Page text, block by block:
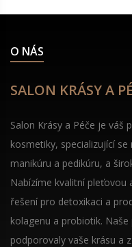
O NÁS
SALON KRÁSY A
Salon Krásy a Péče je váš
kosmetiky, specializující
manikúru a pedikúru, a
Nabízíme kvalitní
řešení pro detoxikaci a
kolagenu a probiotik.
podporovaly vaše krásu a